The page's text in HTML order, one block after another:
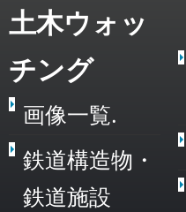
土木ウォッ
チング
画像一覧.
鉄道構造物・
鉄道施設